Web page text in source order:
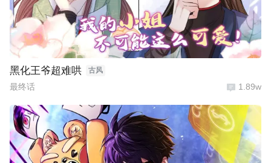
黑化王爷超难哄 古风
最终话 1.89w